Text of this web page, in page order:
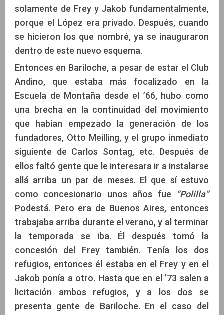
solamente de Frey y Jakob fundamentalmente,
porque el López era privado. Después, cuando
se hicieron los que nombré, ya se inauguraron
dentro de este nuevo esquema.
Entonces en Bariloche, a pesar de estar el Club
Andino, que estaba más focalizado en la
Escuela de Montaña desde el ’66, hubo como
una brecha en la continuidad del movimiento
que habían empezado la generación de los
fundadores, Otto Meilling, y el grupo inmediato
siguiente de Carlos Sontag, etc. Después de
ellos faltó gente que le interesara ir a instalarse
allá arriba un par de meses. El que sí estuvo
como concesionario unos años fue “Polilla”
Podestá. Pero era de Buenos Aires, entonces
trabajaba arriba durante el verano, y al terminar
la temporada se iba. Él después tomó la
concesión del Frey también. Tenía los dos
refugios, entonces él estaba en el Frey y en el
Jakob ponía a otro. Hasta que en el ’73 salen a
licitación ambos refugios, y a los dos se
presenta gente de Bariloche. En el caso del